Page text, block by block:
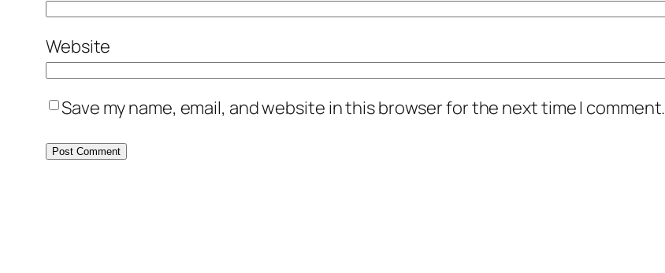
Website
Save my name, email, and website in this browser for the next time I comment.